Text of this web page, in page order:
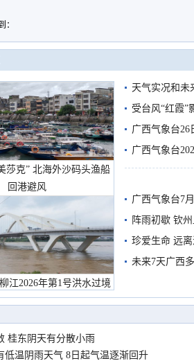
：
莎克” 北海外沙码头渔船
回港避风
江2026年第1号洪水过境
在堤岸见证汛况
天气实况和未
受台风“红霞”
有较强降雨
广西气象台26
广西气象台
预警
广西气象台7
阵雨初歇 钦
珍爱生命 远
未来7天广西
桂东阴天有分散小雨
低温阴雨天气 8日起气温逐渐回升